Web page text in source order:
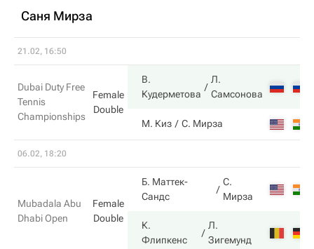
Саня Мирза
21.02, 16:50
Dubai Duty Free
Tennis
Championships
Female
Double
В.
Кудерметова
Л.
Самсонова
М. Киз С. Мирза
06.02, 18:20
Mubadala Abu
Dhabi Open
Female
Double
Б. Маттек-
Сандс
С.
Мирза
К.
Флипкенс
Л.
Зигемунд